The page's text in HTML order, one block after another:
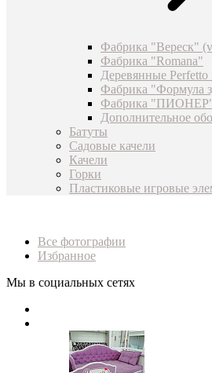
Фабрика "Вереск"
Фабрика "Romana"
Деревянные Perfetto
Фабрика "Формула
Фабрика
Дополнительное
Батуты
Садовые качели
Качели
Горки
Пластиковые игровые
Все фотографии
Избранное
Мы в социальных сетях